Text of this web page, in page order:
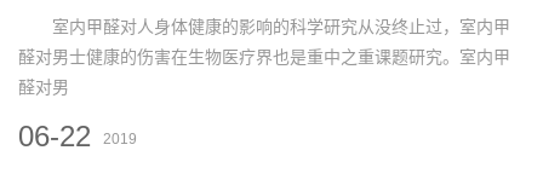
室内甲醛对人身体健康的影响的科学研究从没终止过，室内甲
醛对男士健康的伤害在生物医疗界也是重中之重课题研究。室内甲
醛对男
06-22 2019